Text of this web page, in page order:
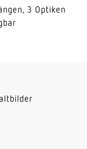
3 Optiken